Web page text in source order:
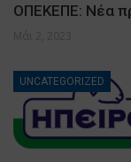
ΟΠΕΚΕΠΕ: Νέα
Μάι 2, 2023
UNCATEGORIZED